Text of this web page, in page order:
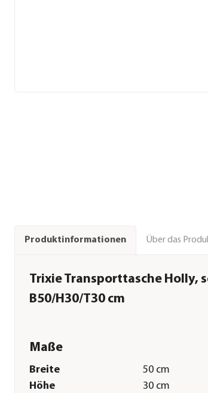
Produktinformationen Über das
Trixie Transporttasche Holly,
B50/H30/T30 cm
Maße
Breite
50 cm
Höhe
30 cm